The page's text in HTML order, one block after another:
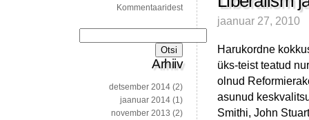
jaanuar 27, 2010
Harukordne
üks-teist teatud
olnud
asunud
Smithi, John
Kommentaaridest
Arhiiv
detsember 2014 (2)
jaanuar 2014 (1)
november 2013 (2)